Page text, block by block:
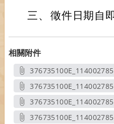
三、 徵件日期自
相關附件
另開
另開
另開